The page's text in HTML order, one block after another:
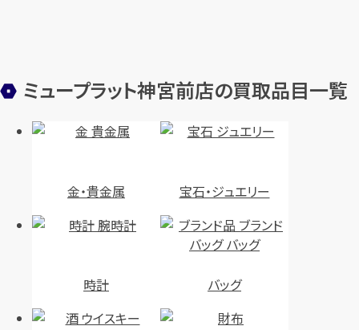
ミュープラット神宮前店の買取品目一覧
金・貴金属 宝石・ジュエリー
時計 バッグ